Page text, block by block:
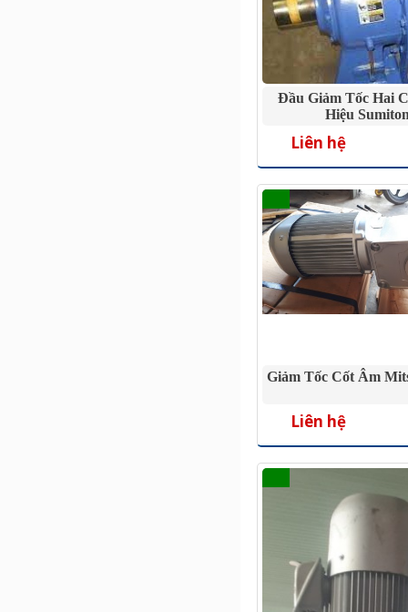
Đầu Giảm Tốc Hai
Hiệu
Liên hệ
Giảm Tốc Cốt Âm
Liên hệ